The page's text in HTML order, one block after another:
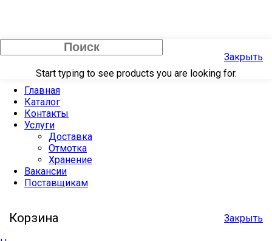
Start typing to see products you are looking for.
Закрыть
Главная
Каталог
Контакты
Услуги
Доставка
Отмотка
Хранение
Вакансии
Поставщикам
Корзина Закрыть